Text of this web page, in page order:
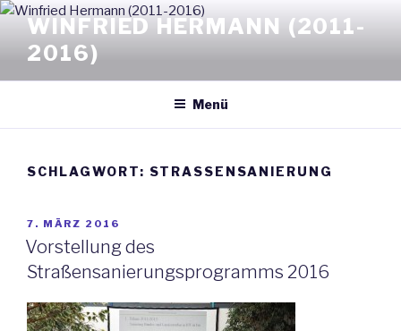
Zum
Inhalt
springen
WINFRIED HERMANN (2011-
2016)
Menü
SCHLAGWORT: STRASSENSANIERUNG
VERÖFFENTLICHT
AM
7. MÄRZ 2016
Vorstellung des
Straßensanierungsprogramms 2016